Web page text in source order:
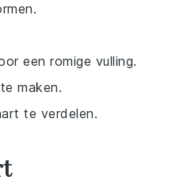
een romige vulling.
maken.
te verdelen.